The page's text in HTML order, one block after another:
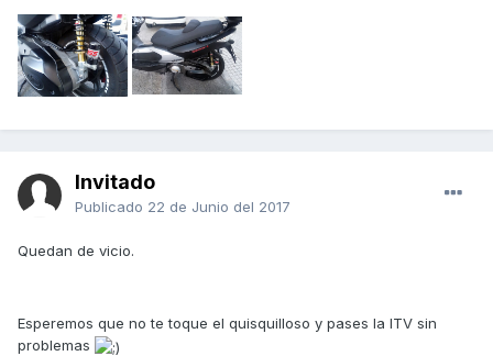
Invitado
Publicado 22 de Junio del 2017
Quedan de vicio.
Esperemos que no te toque el quisquilloso y pases la ITV sin
problemas